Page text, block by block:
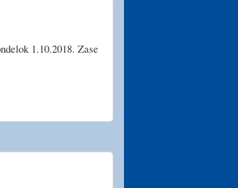
1.10.2018. Zase